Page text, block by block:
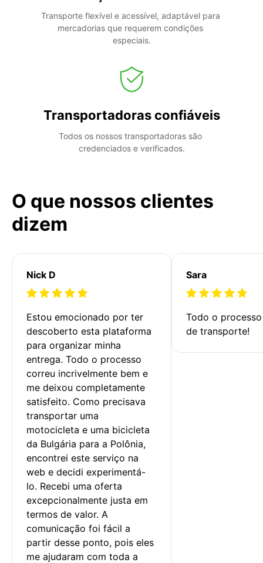
Transporte flexível e acessível, adaptável para
mercadorias que requerem condições
especiais.
Transportadoras confiáveis
Todos os nossos transportadoras são
credenciados e verificados.
O que nossos clientes
dizem
Nick D
Estou emocionado por ter
descoberto esta plataforma
para organizar minha
entrega. Todo o processo
correu incrivelmente bem e
me deixou completamente
satisfeito. Como precisava
transportar uma
motocicleta e uma bicicleta
da Bulgária para a Polônia,
encontrei este serviço na
web e decidi experimentá-
lo. Recebi uma oferta
excepcionalmente justa em
termos de valor. A
comunicação foi fácil a
partir desse ponto, pois eles
me ajudaram com toda a
Sara
Todo o
de transporte!